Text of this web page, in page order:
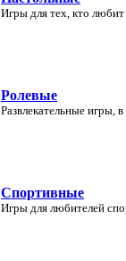
Игры для тех, кто
Ролевые
Развлекательные игры,
Спортивные
Игры для любителей